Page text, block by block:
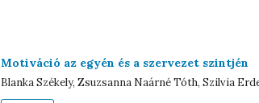
Motiváció az egyén és a szervezet szintjén
Blanka Székely, Zsuzsanna Naárné Tóth, Szilvia